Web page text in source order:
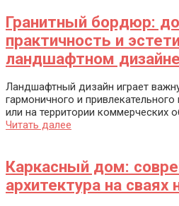
Гранитный бордюр:
практичность и
ландшафтном дизайне
Ландшафтный дизайн играет
гармоничного и
или на территории коммерческих
Читать далее
Каркасный дом:
архитектура на